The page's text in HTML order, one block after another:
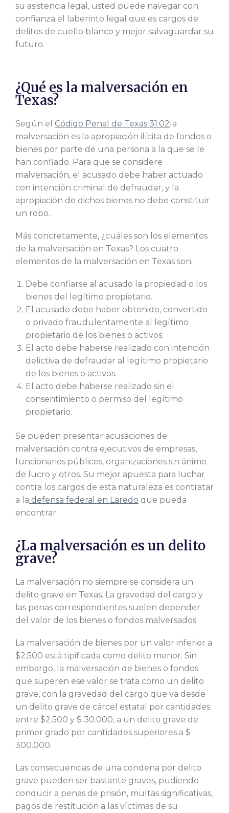
su asistencia legal, usted puede navegar con
confianza el laberinto legal que es cargos de
delitos de cuello blanco y mejor salvaguardar su
futuro.
¿Qué es la malversación en
Texas?
Según el Código Penal de Texas 31.02 la
malversación es la apropiación ilícita de fondos o
bienes por parte de una persona a la que se le
han confiado. Para que se considere
malversación, el acusado debe haber actuado
con intención criminal de defraudar, y la
apropiación de dichos bienes no debe constituir
un robo.
Más concretamente, ¿cuáles son los elementos
de la malversación en Texas? Los cuatro
elementos de la malversación en Texas son:
Debe confiarse al acusado la propiedad o los
bienes del legítimo propietario.
El acusado debe haber obtenido, convertido
o privado fraudulentamente al legítimo
propietario de los bienes o activos.
El acto debe haberse realizado con intención
delictiva de defraudar al legítimo propietario
de los bienes o activos.
El acto debe haberse realizado sin el
consentimiento o permiso del legítimo
propietario.
Se pueden presentar acusaciones de
malversación contra ejecutivos de empresas,
funcionarios públicos, organizaciones sin ánimo
de lucro y otros. Su mejor apuesta para luchar
contra los cargos de esta naturaleza es contratar
a la defensa federal en Laredo que pueda
encontrar.
¿La malversación es un delito
grave?
La malversación no siempre se considera un
delito grave en Texas. La gravedad del cargo y
las penas correspondientes suelen depender
del valor de los bienes o fondos malversados.
La malversación de bienes por un valor inferior a
$2.500 está tipificada como delito menor. Sin
embargo, la malversación de bienes o fondos
que superen ese valor se trata como un delito
grave, con la gravedad del cargo que va desde
un delito grave de cárcel estatal por cantidades
entre $2.500 y $ 30.000, a un delito grave de
primer grado por cantidades superiores a $
300.000.
Las consecuencias de una condena por delito
grave pueden ser bastante graves, pudiendo
conducir a penas de prisión, multas significativas,
pagos de restitución a las víctimas de su